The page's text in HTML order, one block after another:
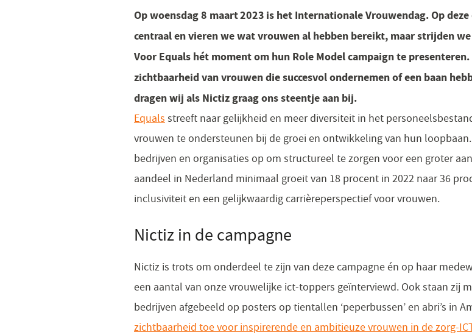
Op woensdag 8 maart 2023 is het Internationale Vrouwendag. Op
centraal en vieren we wat vrouwen al hebben bereikt, maar strijden
Voor Equals hét moment om hun Role Model campaign te
zichtbaarheid van vrouwen die succesvol ondernemen of een baan
dragen wij als Nictiz graag ons steentje aan bij.
Equals (opent
in
een
nieuw
venster)
streeft naar gelijkheid en meer diversiteit in het
vrouwen te ondersteunen bij de groei en ontwikkeling van hun
bedrijven en organisaties op om structureel te zorgen voor een groter
aandeel in Nederland minimaal groeit van 18 procent in 2022 naar 36
inclusiviteit en een gelijkwaardig carrièreperspectief voor vrouwen.
Nictiz in de campagne
Nictiz is trots om onderdeel te zijn van deze campagne én op haar
een aantal van onze vrouwelijke ict-toppers geïnterviewd. Ook staan zij
bedrijven afgebeeld op posters op tientallen ‘peperbussen’ en abri’s in
zichtbaarheid toe voor inspirerende en ambitieuze vrouwen in de zorg-